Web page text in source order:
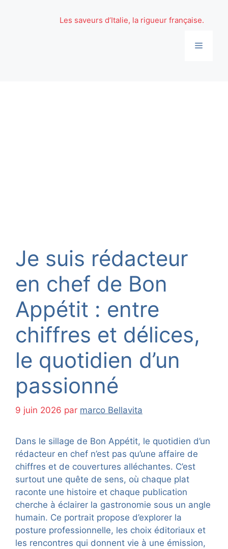
Les saveurs d’Italie, la rigueur française.
Menu
Je suis rédacteur
en chef de Bon
Appétit : entre
chiffres et délices,
le quotidien d’un
passionné
9 juin 2026 par marco Bellavita
Dans le sillage de Bon Appétit, le quotidien d’un
rédacteur en chef n’est pas qu’une affaire de
chiffres et de couvertures alléchantes. C’est
surtout une quête de sens, où chaque plat
raconte une histoire et chaque publication
cherche à éclairer la gastronomie sous un angle
humain. Ce portrait propose d’explorer la
posture professionnelle, les choix éditoriaux et
les rencontres qui donnent vie à une émission,